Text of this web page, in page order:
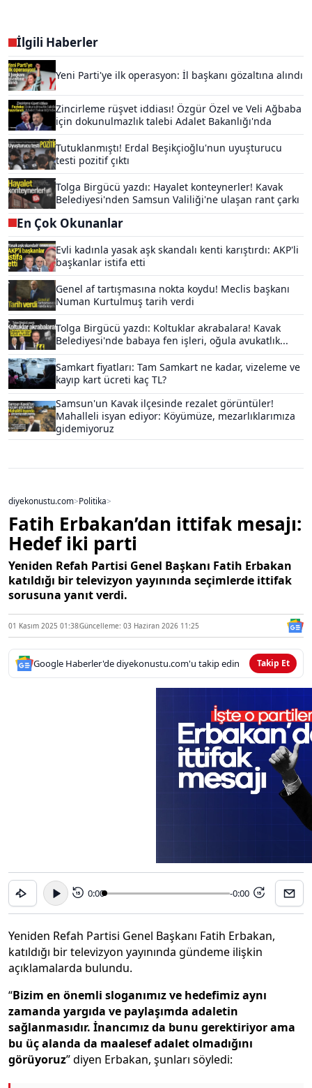
İlgili Haberler
Yeni Parti'ye ilk operasyon: İl başkanı gözaltına alındı
Zincirleme rüşvet iddiası! Özgür Özel ve Veli Ağbaba
için dokunulmazlık talebi Adalet Bakanlığı'nda
Tutuklanmıştı! Erdal Beşikçioğlu'nun uyuşturucu
testi pozitif çıktı
Tolga Birgücü yazdı: Hayalet konteynerler! Kavak
Belediyesi'nden Samsun Valiliği'ne ulaşan rant çarkı
En Çok Okunanlar
Evli kadınla yasak aşk skandalı kenti karıştırdı: AKP'li
başkanlar istifa etti
Genel af tartışmasına nokta koydu! Meclis başkanı
Numan Kurtulmuş tarih verdi
Tolga Birgücü yazdı: Koltuklar akrabalara! Kavak
Belediyesi'nde babaya fen işleri, oğula avukatlık...
Samkart fiyatları: Tam Samkart ne kadar, vizeleme ve
kayıp kart ücreti kaç TL?
Samsun'un Kavak ilçesinde rezalet görüntüler!
Mahalleli isyan ediyor: Köyümüze, mezarlıklarımıza
gidemiyoruz
diyekonustu.com>Politika>
Fatih Erbakan’dan ittifak mesajı:
Hedef iki parti
Yeniden Refah Partisi Genel Başkanı Fatih Erbakan
katıldığı bir televizyon yayınında seçimlerde ittifak
sorusuna yanıt verdi.
01 Kasım 2025 01:38Güncelleme: 03 Haziran 2026 11:25
Google Haberler'de diyekonustu.com'u takip edin Takip Et
15 0:00 -0:00 15
Yeniden Refah Partisi Genel Başkanı Fatih Erbakan,
katıldığı bir televizyon yayınında gündeme ilişkin
açıklamalarda bulundu.
“Bizim en önemli sloganımız ve hedefimiz aynı
zamanda yargıda ve paylaşımda adaletin
sağlanmasıdır. İnancımız da bunu gerektiriyor ama
bu üç alanda da maalesef adalet olmadığını
görüyoruz” diyen Erbakan, şunları söyledi: